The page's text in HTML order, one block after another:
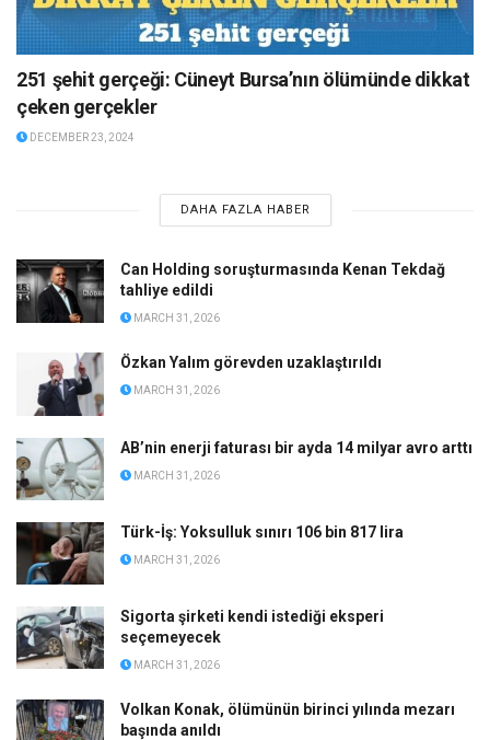
251 şehit gerçeği: Cüneyt Bursa’nın ölümünde dikkat
çeken gerçekler
DECEMBER 23, 2024
DAHA FAZLA HABER
Can Holding soruşturmasında Kenan Tekdağ
tahliye edildi
MARCH 31, 2026
Özkan Yalım görevden uzaklaştırıldı
MARCH 31, 2026
AB’nin enerji faturası bir ayda 14 milyar avro arttı
MARCH 31, 2026
Türk-İş: Yoksulluk sınırı 106 bin 817 lira
MARCH 31, 2026
Sigorta şirketi kendi istediği eksperi
seçemeyecek
MARCH 31, 2026
Volkan Konak, ölümünün birinci yılında mezarı
başında anıldı